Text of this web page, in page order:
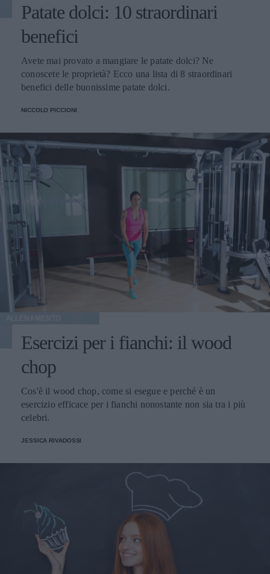
Patate dolci: 10 straordinari
benefici
Avete mai provato a mangiare le patate dolci? Ne
conoscete le proprietà? Ecco una lista di 8 straordinari
benefici delle buonissime patate dolci.
NICCOLO PICCIONI
Esercizi per i fianchi: il wood
chop
Cos'è il wood chop, come si esegue e perché è un
esercizio efficace per i fianchi nonostante non sia tra i più
celebri.
JESSICA RIVADOSSI